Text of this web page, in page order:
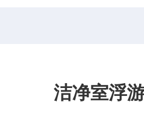
洁净室浮